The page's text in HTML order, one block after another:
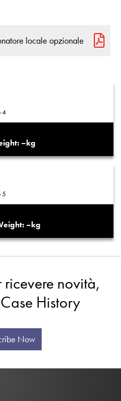
locale opzionale
4
–
5
–
ricevere novità,
History
Now